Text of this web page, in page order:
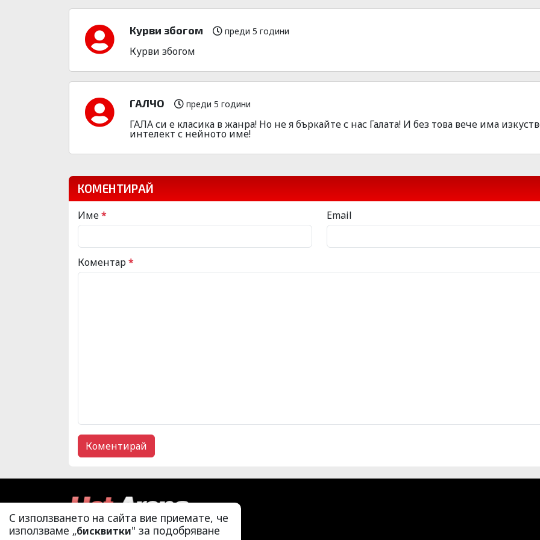
Курви збогом преди 5 години
Курви збогом
ГАЛЧО преди 5 години
ГАЛА си е класика в жанра! Но не я бъркайте с нас Галата! И без това вече има
интелект с нейното име!
КОМЕНТИРАЙ
Име* Email
Коментар*
С използването на сайта вие приемате, че
използваме „бисквитки" за подобряване